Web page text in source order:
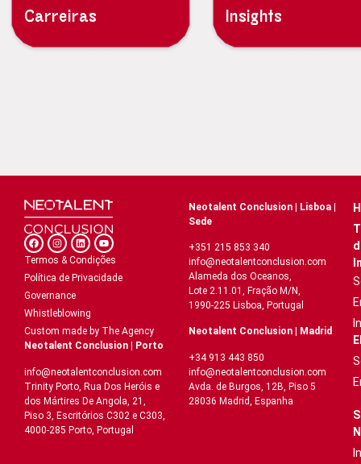
Carreiras Insights
Termos & Condições
Política de Privacidade
Governance
Whistleblowing
Custom made by The Agency
Neotalent Conclusion | Porto
info@neotalentconclusion.com
Trinity Porto, Rua Dos Heróis e
dos Mártires De Angola, 21,
Piso 3, Escritórios C302 e C303,
4000-285 Porto, Portugal
Neotalent Conclusion | Lisboa |
Sede
+351 215 853 340
info@neotalentconclusion.com
Alameda dos Oceanos,
Lote 2.11.01, Fração M/N,
1990-225 Lisboa, Portugal
Neotalent Conclusion | Madrid
+34 913 443 850
info@neotalentconclusion.com
Avda. de Burgos, 12B, Piso 5
28036 Madrid, Espanha